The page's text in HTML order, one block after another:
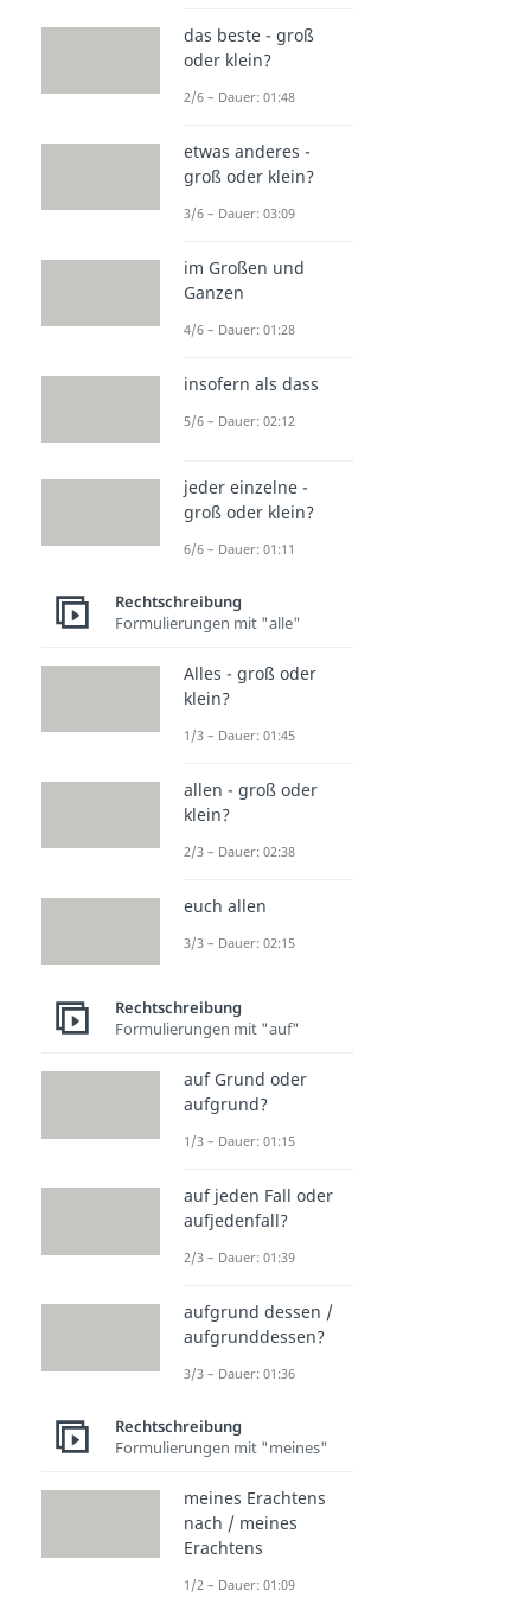
das beste - groß
oder klein?
2/6 – Dauer: 01:48
etwas anderes -
groß oder klein?
3/6 – Dauer: 03:09
im Großen und
Ganzen
4/6 – Dauer: 01:28
insofern als dass
5/6 – Dauer: 02:12
jeder einzelne -
groß oder klein?
6/6 – Dauer: 01:11
Rechtschreibung
Formulierungen mit "alle"
Alles - groß oder
klein?
1/3 – Dauer: 01:45
allen - groß oder
klein?
2/3 – Dauer: 02:38
euch allen
3/3 – Dauer: 02:15
Rechtschreibung
Formulierungen mit "auf"
auf Grund oder
aufgrund?
1/3 – Dauer: 01:15
auf jeden Fall oder
aufjedenfall?
2/3 – Dauer: 01:39
aufgrund dessen /
aufgrunddessen?
3/3 – Dauer: 01:36
Rechtschreibung
Formulierungen mit "meines"
meines Erachtens
nach / meines
Erachtens
1/2 – Dauer: 01:09